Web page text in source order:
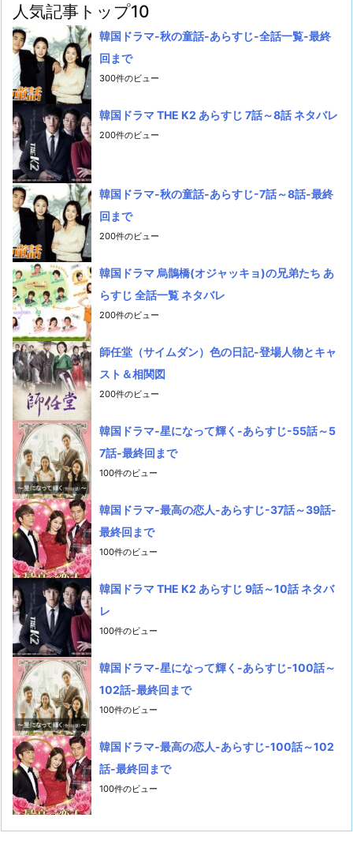
人気記事トップ10
韓国ドラマ-秋の童話-あらすじ-全話一覧-最終
回まで
300件のビュー
韓国ドラマ THE K2 あらすじ 7話～8話 ネタバレ
200件のビュー
韓国ドラマ-秋の童話-あらすじ-7話～8話-最終
回まで
200件のビュー
韓国ドラマ 烏鵲橋(オジャッキョ)の兄弟たち あ
らすじ 全話一覧 ネタバレ
200件のビュー
師任堂（サイムダン）色の日記-登場人物とキャ
スト＆相関図
200件のビュー
韓国ドラマ-星になって輝く-あらすじ-55話～5
7話-最終回まで
100件のビュー
韓国ドラマ-最高の恋人-あらすじ-37話～39話-
最終回まで
100件のビュー
韓国ドラマ THE K2 あらすじ 9話～10話 ネタバ
レ
100件のビュー
韓国ドラマ-星になって輝く-あらすじ-100話～
102話-最終回まで
100件のビュー
韓国ドラマ-最高の恋人-あらすじ-100話～102
話-最終回まで
100件のビュー